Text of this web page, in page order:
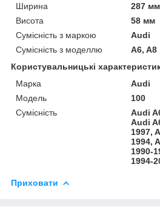
Ширина
287 мм
Висота
58 мм
Сумісність з маркою
Audi
Сумісність з моделлю
A6, A8
Користувальницькі
Марка
Audi
Модель
100
Сумісність
Audi
Audi
1997,
1994,
1990-
1994-
Приховати